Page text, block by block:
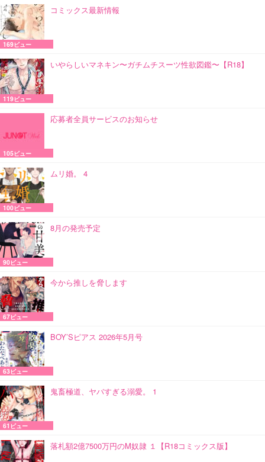
コミックス最新情報
169ビュー
いやらしいマネキン〜ガチムチスーツ性欲図鑑〜【R18】
119ビュー
応募者全員サービスのお知らせ
105ビュー
ムリ婚。 4
100ビュー
8月の発売予定
90ビュー
今から推しを脅します
67ビュー
BOY’Sピアス 2026年5月号
63ビュー
鬼畜極道、ヤバすぎる溺愛。 1
61ビュー
落札額2億7500万円のM奴隷 １【R18コミックス版】